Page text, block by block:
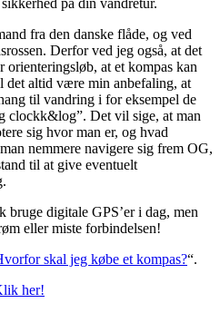
fra den danske flåde, og ved
Derfor ved jeg også, at det
at et kompas kan
altid være min anbefaling, at
til vandring i for eksempel de
clockk&log”. Det vil sige, at man
sig hvor man er, og hvad
nemmere navigere sig frem OG,
til at give eventuelt
bruge digitale GPS’er i dag, men
eller miste forbindelsen!
skal jeg købe et kompas?“.
her!